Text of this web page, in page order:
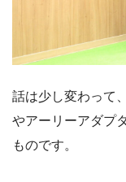
話は少し変わって
やアーリーアダプ
ものです。